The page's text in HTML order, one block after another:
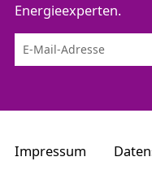
Energieexperten.
Impressum